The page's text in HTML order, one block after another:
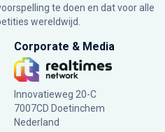
te doen en dat voor alle
wereldwijd.
Corporate & Media
Innovatieweg 20-C
7007CD Doetinchem
Nederland